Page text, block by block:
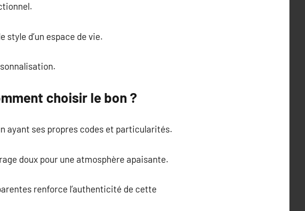
d’un espace de vie.
choisir le bon ?
ayant ses propres codes et particularités.
doux pour une atmosphère apaisante.
renforce l’authenticité de cette